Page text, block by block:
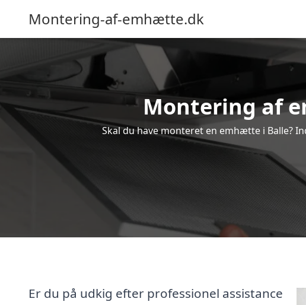
Montering-af-emhætte.dk
Montering af
Skal du have monteret en emhætte i Balle?
Er du på udkig efter professionel assistance